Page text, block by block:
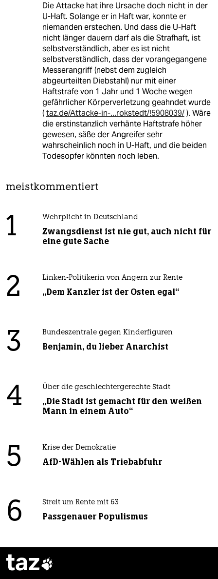
Die Attacke hat ihre Ursache doch nicht in der
U-Haft. Solange er in Haft war, konnte er
niemanden erstechen. Und dass die U-Haft
nicht länger dauern darf als die Strafhaft, ist
selbstverständlich, aber es ist nicht
selbstverständlich, dass der vorangegangene
Messerangriff (nebst dem zugleich
abgeurteilten Diebstahl) nur mit einer
Haftstrafe von 1 Jahr und 1 Woche wegen
gefährlicher Körperverletzung geahndet wurde
(taz.de/Attacke-in-...rokstedt/!5908039/). Wäre
die erstinstanzlich verhänte Haftstrafe höher
gewesen, säße der Angreifer sehr
wahrscheinlich noch in U-Haft, und die beiden
Todesopfer könnten noch leben.
meistkommentiert
1 Wehrplicht in Deutschland
Zwangsdienst ist nie gut, auch nicht für
eine gute Sache
2 Linken-Politikerin von Angern zur Rente
„Dem Kanzler ist der Osten egal“
3 Bundeszentrale gegen Kinderfiguren
Benjamin, du lieber Anarchist
4 Über die geschlechtergerechte Stadt
„Die Stadt ist gemacht für den weißen
Mann in einem Auto“
5 Krise der Demokratie
AfD-Wählen als Triebabfuhr
6 Streit um Rente mit 63
Passgenauer Populismus
taz